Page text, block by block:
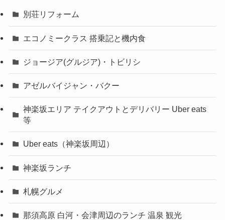
別荘リフォーム
エコノミークラス 搭乗記と機内食
ジョージア(グルジア)・トビリシ
アゼルバイジャン・バクー
神楽坂エリア テイクアウトとデリバリー Uber eats
等
Uber eats（神楽坂周辺）
神楽坂ランチ
札幌グルメ
那須高原 白河・会津周辺のランチ 温泉 観光